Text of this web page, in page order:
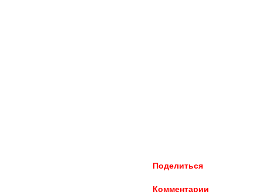
Поделиться
Комментарии